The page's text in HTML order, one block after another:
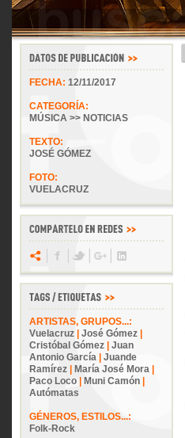
FECHA: 12/11/2017
CATEGORÍA:
MÚSICA >> NOTICIAS
TEXTO:
JOSÉ GÓMEZ
FOTO:
VUELACRUZ
ARTISTAS, GRUPOS...:
Vuelacruz
José Gómez
Cristóbal Gómez
Juan
Antonio García
Juande
Ramírez
María José Mora
Paco Loco
Muni Camón
Autómatas
GÉNEROS, ESTILOS...:
Folk-Rock